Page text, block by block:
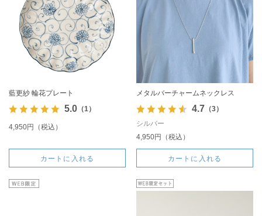
藍更紗 輪花プレート
5.0（1）
4,950円（税込）
カートに入れる
メタルバーチャームネックレス
4.7 （3）
シルバー
4,950円（税込）
カートに入れる